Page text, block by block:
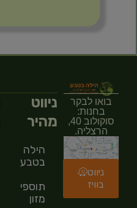
בואו לבקר
בחנות:
סוקולוב 40,
הרצליה.
ניווט
בוויז
ניווט
מהיר
הילה
בטבע
תוספי
מזון